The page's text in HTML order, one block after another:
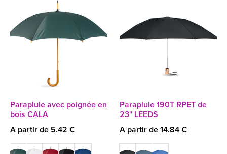
Parapluie avec poignée en
bois CALA
A partir de 5.42 €
Parapluie 190T RPET de
23'' LEEDS
A partir de 14.84 €